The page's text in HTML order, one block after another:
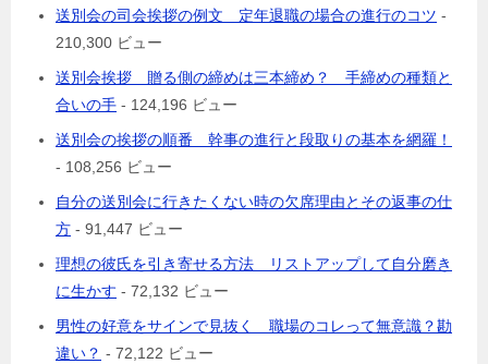
送別会の司会挨拶の例文 定年退職の場合の進行のコツ -
210,300 ビュー
送別会挨拶 贈る側の締めは三本締め？ 手締めの種類と
合いの手 - 124,196 ビュー
送別会の挨拶の順番 幹事の進行と段取りの基本を網羅！
- 108,256 ビュー
自分の送別会に行きたくない時の欠席理由とその返事の仕
方 - 91,447 ビュー
理想の彼氏を引き寄せる方法 リストアップして自分磨き
に生かす - 72,132 ビュー
男性の好意をサインで見抜く 職場のコレって無意識？勘
違い？ - 72,122 ビュー